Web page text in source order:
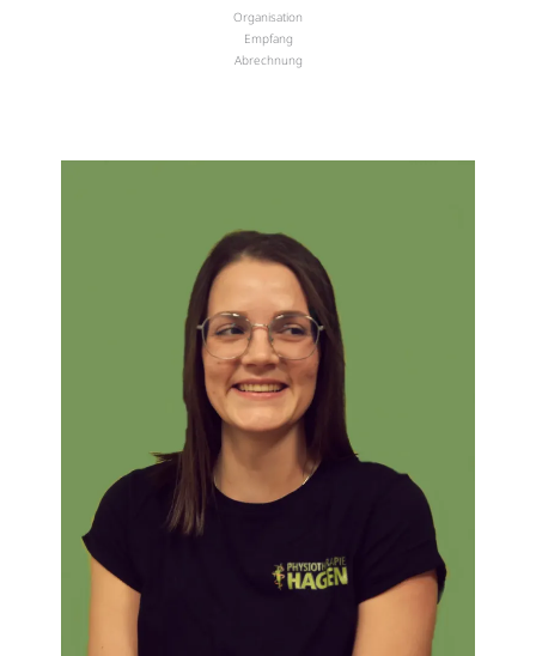
Organisation
Empfang
Abrechnung